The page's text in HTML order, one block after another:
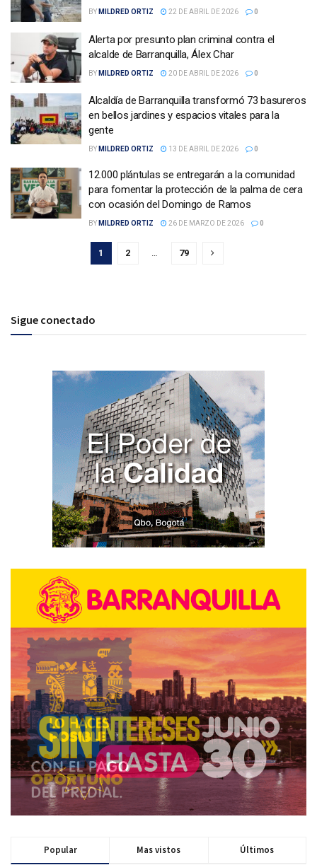
BY MILDRED ORTIZ 22 DE ABRIL DE 2026 0
Alerta por presunto plan criminal contra el
alcalde de Barranquilla, Álex Char
BY MILDRED ORTIZ 20 DE ABRIL DE 2026 0
Alcaldía de Barranquilla transformó 73 basureros
en bellos jardines y espacios vitales para la
gente
BY MILDRED ORTIZ 13 DE ABRIL DE 2026 0
12.000 plántulas se entregarán a la comunidad
para fomentar la protección de la palma de cera
con ocasión del Domingo de Ramos
BY MILDRED ORTIZ 26 DE MARZO DE 2026 0
1 2 … 79
Sigue conectado
Popular Mas vistos Últimos